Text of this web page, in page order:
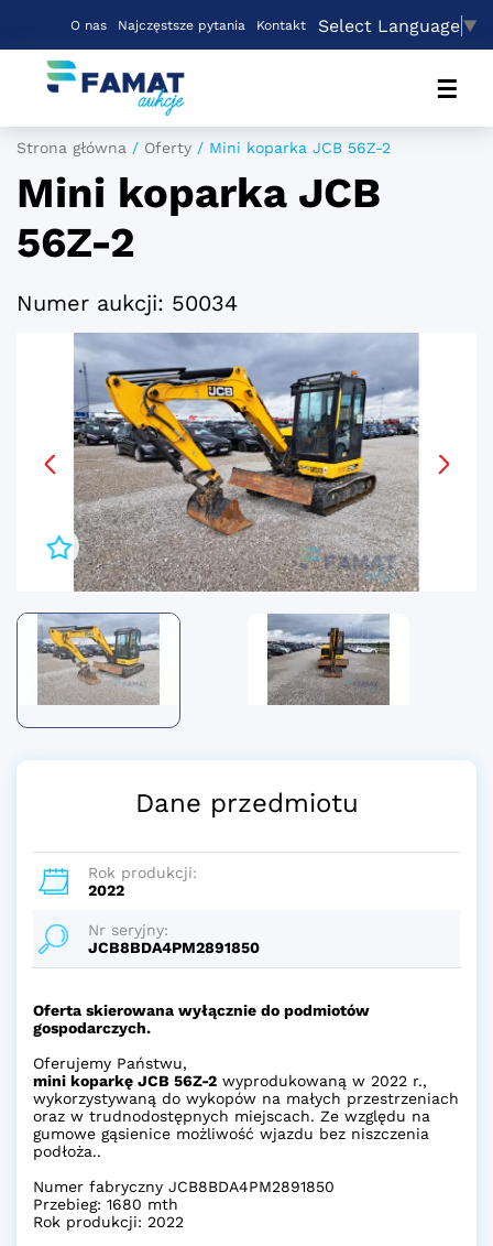
O nas Najczęstsze pytania Kontakt Select Language▼
☰
Strona główna / Oferty / Mini koparka JCB 56Z-2
Mini koparka JCB
56Z-2
Numer aukcji: 50034
Dane przedmiotu
Rok produkcji:
2022
Nr seryjny:
JCB8BDA4PM2891850
Oferta skierowana wyłącznie do podmiotów
gospodarczych.
Oferujemy Państwu,
mini koparkę JCB 56Z-2 wyprodukowaną w 2022 r.,
wykorzystywaną do wykopów na małych przestrzeniach
oraz w trudnodostępnych miejscach. Ze względu na
gumowe gąsienice możliwość wjazdu bez niszczenia
podłoża..
Numer fabryczny JCB8BDA4PM2891850
Przebieg: 1680 mth
Rok produkcji: 2022